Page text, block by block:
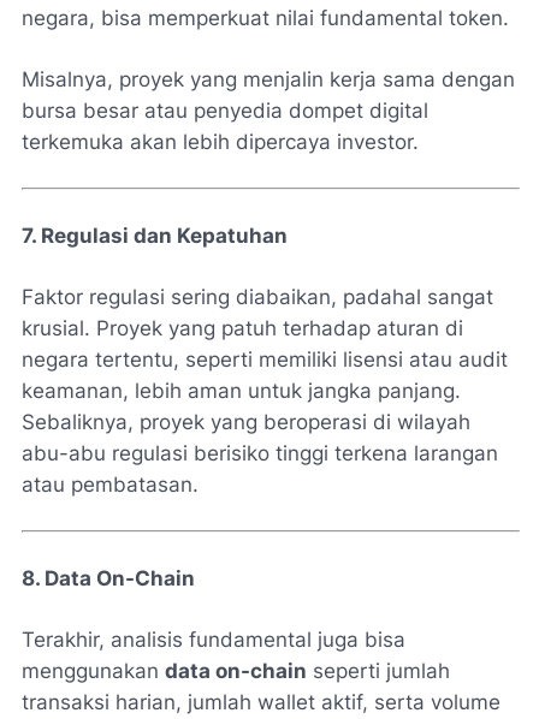
negara, bisa memperkuat nilai fundamental token.
Misalnya, proyek yang menjalin kerja sama dengan
bursa besar atau penyedia dompet digital
terkemuka akan lebih dipercaya investor.
7. Regulasi dan Kepatuhan
Faktor regulasi sering diabaikan, padahal sangat
krusial. Proyek yang patuh terhadap aturan di
negara tertentu, seperti memiliki lisensi atau audit
keamanan, lebih aman untuk jangka panjang.
Sebaliknya, proyek yang beroperasi di wilayah
abu-abu regulasi berisiko tinggi terkena larangan
atau pembatasan.
8. Data On-Chain
Terakhir, analisis fundamental juga bisa
menggunakan data on-chain seperti jumlah
transaksi harian, jumlah wallet aktif, serta volume